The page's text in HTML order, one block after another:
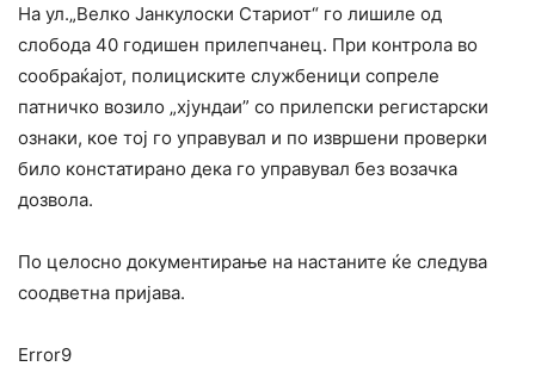
На ул.„Велко Јанкулоски Стариот“ го лишиле од
слобода 40 годишен прилепчанец. При контрола во
сообраќајот, полициските службеници сопреле
патничко возило „хјундаи” со прилепски регистарски
ознаки, кое тој го управувал и по извршени проверки
било констатирано дека го управувал без возачка
дозвола.
По целосно документирање на настаните ќе следува
соодветна пријава.
Error9